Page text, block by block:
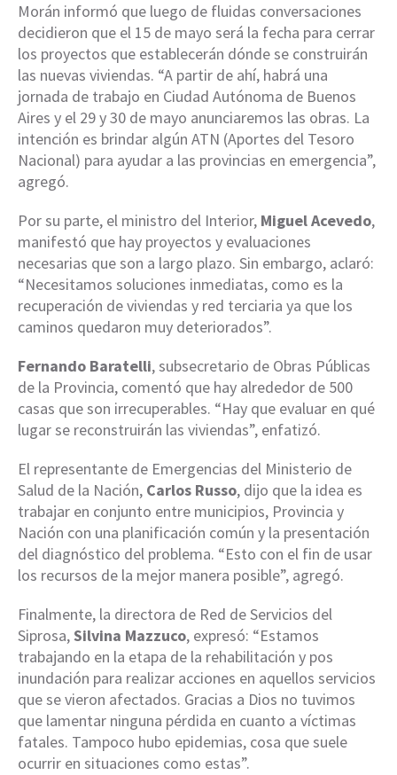
Morán informó que luego de fluidas conversaciones
decidieron que el 15 de mayo será la fecha para cerrar
los proyectos que establecerán dónde se construirán
las nuevas viviendas. “A partir de ahí, habrá una
jornada de trabajo en Ciudad Autónoma de Buenos
Aires y el 29 y 30 de mayo anunciaremos las obras. La
intención es brindar algún ATN (Aportes del Tesoro
Nacional) para ayudar a las provincias en emergencia”,
agregó.
Por su parte, el ministro del Interior, Miguel Acevedo,
manifestó que hay proyectos y evaluaciones
necesarias que son a largo plazo. Sin embargo, aclaró:
“Necesitamos soluciones inmediatas, como es la
recuperación de viviendas y red terciaria ya que los
caminos quedaron muy deteriorados”.
Fernando Baratelli, subsecretario de Obras Públicas
de la Provincia, comentó que hay alrededor de 500
casas que son irrecuperables. “Hay que evaluar en qué
lugar se reconstruirán las viviendas”, enfatizó.
El representante de Emergencias del Ministerio de
Salud de la Nación, Carlos Russo, dijo que la idea es
trabajar en conjunto entre municipios, Provincia y
Nación con una planificación común y la presentación
del diagnóstico del problema. “Esto con el fin de usar
los recursos de la mejor manera posible”, agregó.
Finalmente, la directora de Red de Servicios del
Siprosa,Silvina Mazzuco, expresó: “Estamos
trabajando en la etapa de la rehabilitación y pos
inundación para realizar acciones en aquellos servicios
que se vieron afectados. Gracias a Dios no tuvimos
que lamentar ninguna pérdida en cuanto a víctimas
fatales. Tampoco hubo epidemias, cosa que suele
ocurrir en situaciones como estas”.